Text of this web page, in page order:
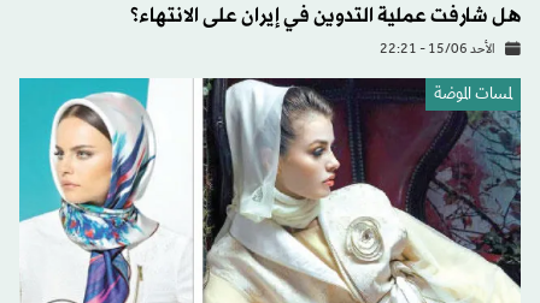
هل شارفت عملية التدوين في إيران على الانتهاء؟
الأحد 15/06 - 22:21
لمسات الموضة